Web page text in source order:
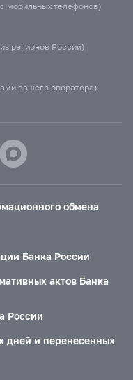
мобильных телефонов)
регионов России)
вашего оператора)
обмена
Банка России
актов Банка
России
дней и перенесенных